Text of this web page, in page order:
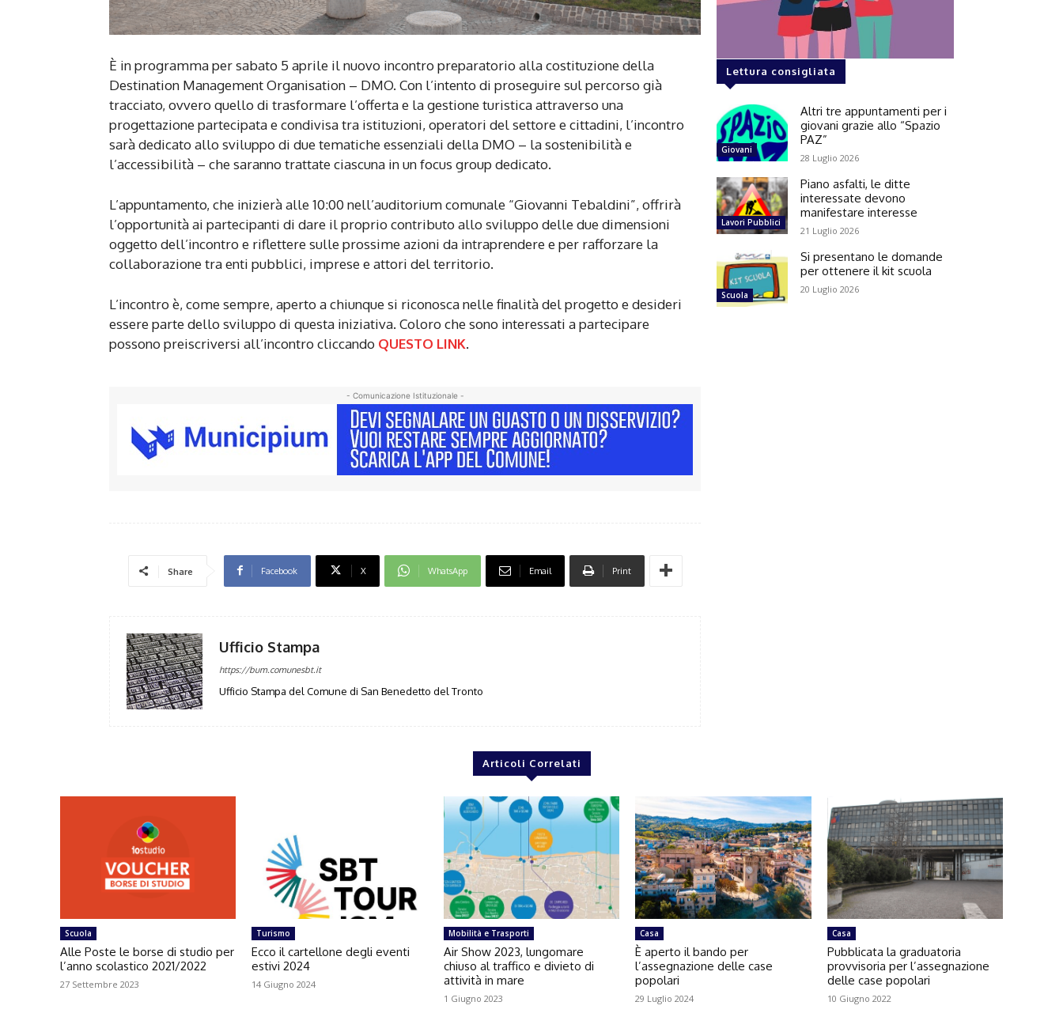
È in programma per sabato 5 aprile il nuovo incontro preparatorio alla costituzione della
Destination Management Organisation – DMO. Con l’intento di proseguire sul percorso già
tracciato, ovvero quello di trasformare l’offerta e la gestione turistica attraverso una
progettazione partecipata e condivisa tra istituzioni, operatori del settore e cittadini, l’incontro
sarà dedicato allo sviluppo di due tematiche essenziali della DMO – la sostenibilità e
l’accessibilità – che saranno trattate ciascuna in un focus group dedicato.
L’appuntamento, che inizierà alle 10:00 nell’auditorium comunale “Giovanni Tebaldini”, offrirà
l’opportunità ai partecipanti di dare il proprio contributo allo sviluppo delle due dimensioni
oggetto dell’incontro e riflettere sulle prossime azioni da intraprendere e per rafforzare la
collaborazione tra enti pubblici, imprese e attori del territorio.
L’incontro è, come sempre, aperto a chiunque si riconosca nelle finalità del progetto e desideri
essere parte dello sviluppo di questa iniziativa. Coloro che sono interessati a partecipare
possono preiscriversi all’incontro cliccando QUESTO LINK.
- Comunicazione Istituzionale -
Share Facebook X WhatsApp Email Print
Ufficio Stampa
https://bum.comunesbt.it
Ufficio Stampa del Comune di San Benedetto del Tronto
Lettura consigliata
Giovani
Altri tre appuntamenti per i
giovani grazie allo “Spazio
PAZ”
28 Luglio 2026
Lavori Pubblici
Piano asfalti, le ditte
interessate devono
manifestare interesse
21 Luglio 2026
Scuola
Si presentano le domande
per ottenere il kit scuola
20 Luglio 2026
Articoli Correlati
Scuola
Alle Poste le borse di studio per
l’anno scolastico 2021/2022
27 Settembre 2023
Turismo
Ecco il cartellone degli eventi
estivi 2024
14 Giugno 2024
Mobilità e Trasporti
Air Show 2023, lungomare
chiuso al traffico e divieto di
attività in mare
1 Giugno 2023
Casa
È aperto il bando per
l’assegnazione delle case
popolari
29 Luglio 2024
Casa
Pubblicata la graduatoria
provvisoria per l’assegnazione
delle case popolari
10 Giugno 2022